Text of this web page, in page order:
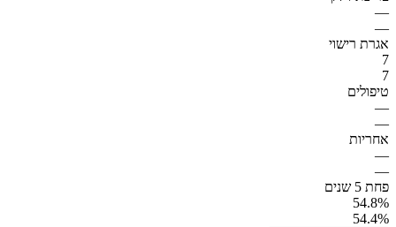
—
—
אגרת רישוי
7
7
טיפולים
—
—
אחריות
—
—
פחת 5 שנים
54.8%
54.4%